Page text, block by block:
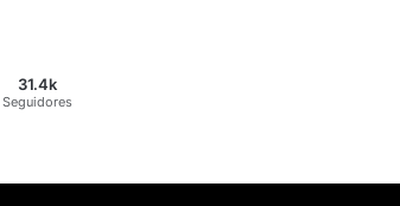
31.4k
Seguidores